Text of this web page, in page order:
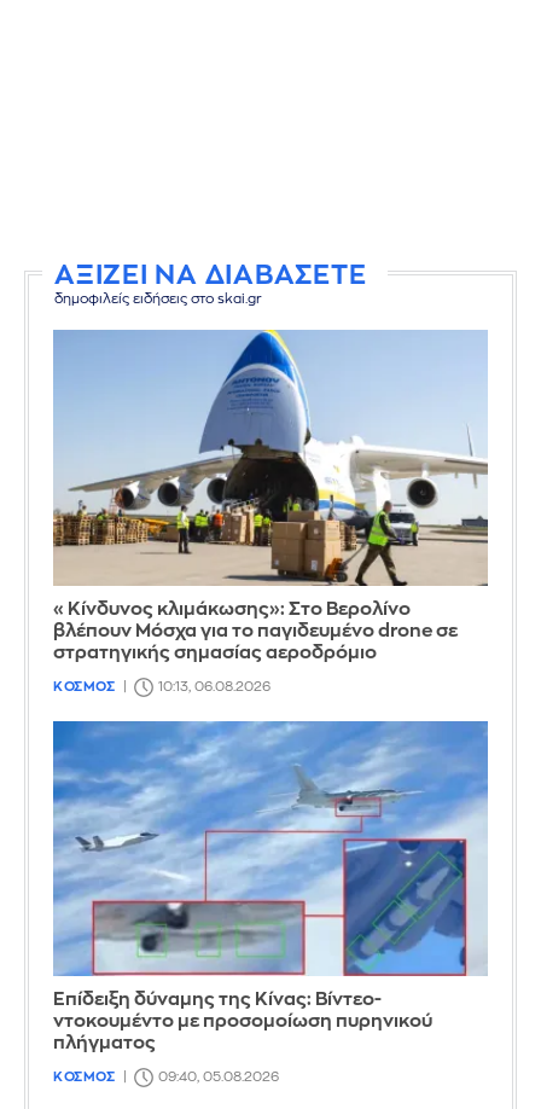
ΑΞΙΖΕΙ ΝΑ ΔΙΑΒΑΣΕΤΕ
δημοφιλείς ειδήσεις στο skai.gr
«Κίνδυνος κλιμάκωσης»: Στο Βερολίνο
βλέπουν Μόσχα για το παγιδευμένο drone σε
στρατηγικής σημασίας αεροδρόμιο
ΚΟΣΜΟΣ 10:13, 06.08.2026
Επίδειξη δύναμης της Κίνας: Βίντεο-
ντοκουμέντο με προσομοίωση πυρηνικού
πλήγματος
ΚΟΣΜΟΣ 09:40, 05.08.2026